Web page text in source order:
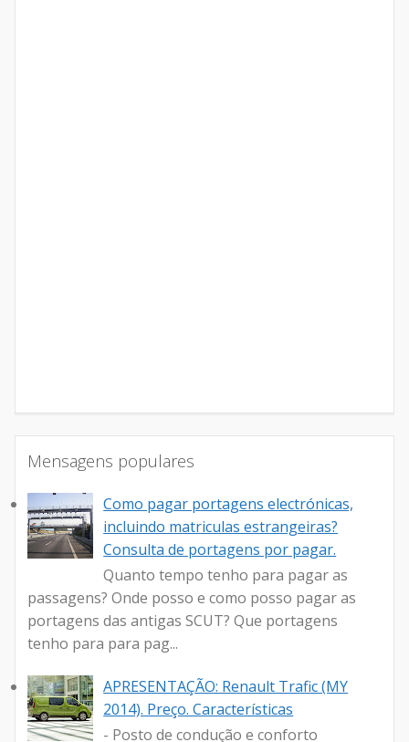
Mensagens populares
Como pagar portagens electrónicas,
incluindo matriculas estrangeiras?
Consulta de portagens por pagar.
Quanto tempo tenho para pagar as
passagens? Onde posso e como posso pagar as
portagens das antigas SCUT? Que portagens
tenho para para pag...
APRESENTAÇÃO: Renault Trafic (MY
2014). Preço. Características
- Posto de condução e conforto